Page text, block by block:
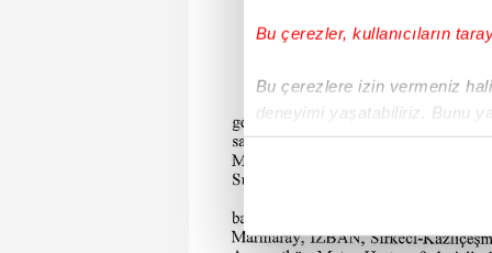
Bu çerezler, kullanıcıların
Bu çerezlere izin vermeniz
deneyimi yaşatabiliriz. Bunu
içerikleri sunabilmek adına